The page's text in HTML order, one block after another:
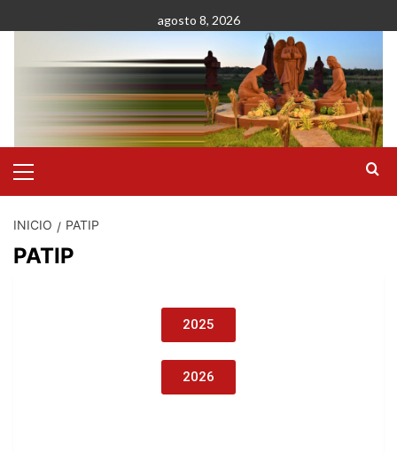
agosto 8, 2026
INICIO PATIP
PATIP
2025
2026